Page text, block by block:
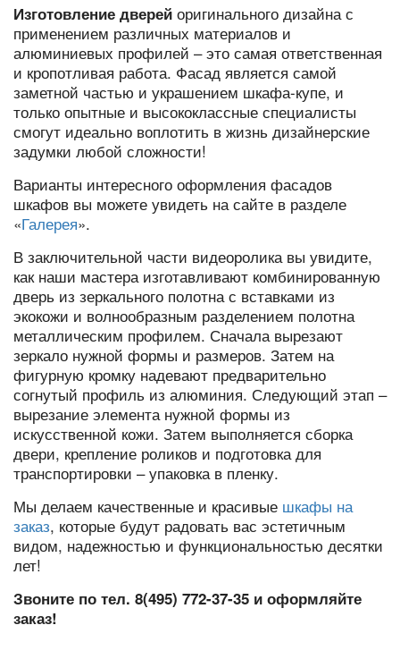
Изготовление дверей оригинального дизайна с
применением различных материалов и
алюминиевых профилей – это самая ответственная
и кропотливая работа. Фасад является самой
заметной частью и украшением шкафа-купе, и
только опытные и высококлассные специалисты
смогут идеально воплотить в жизнь дизайнерские
задумки любой сложности!
Варианты интересного оформления фасадов
шкафов вы можете увидеть на сайте в разделе
«Галерея».
В заключительной части видеоролика вы увидите,
как наши мастера изготавливают комбинированную
дверь из зеркального полотна с вставками из
экокожи и волнообразным разделением полотна
металлическим профилем. Сначала вырезают
зеркало нужной формы и размеров. Затем на
фигурную кромку надевают предварительно
согнутый профиль из алюминия. Следующий этап –
вырезание элемента нужной формы из
искусственной кожи. Затем выполняется сборка
двери, крепление роликов и подготовка для
транспортировки – упаковка в пленку.
Мы делаем качественные и красивые шкафы на
заказ, которые будут радовать вас эстетичным
видом, надежностью и функциональностью десятки
лет!
Звоните по тел. 8(495) 772-37-35 и оформляйте
заказ!